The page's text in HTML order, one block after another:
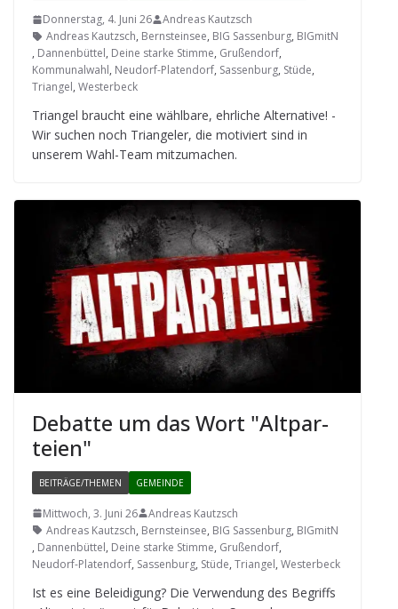
Donnerstag, 4. Juni 26
Andreas Kautzsch
Andreas Kautzsch, Bernsteinsee, BIG Sassenburg, BIGmitN
, Dannenbüttel, Deine starke Stimme, Grußendorf,
Kommunalwahl, Neudorf-Platendorf, Sassenburg, Stüde,
Triangel, Westerbeck
Tri­an­gel braucht eine wähl­bare, ehr­li­che Alter­na­tive! -
Wir suchen noch Tri­an­ge­ler, die moti­viert sind in
unse­rem Wahl-Team mitzumachen.
Debatte um das Wort "Alt­par­
teien"
BEITRÄGE/THEMEN GEMEINDE
Mittwoch, 3. Juni 26
Andreas Kautzsch
Andreas Kautzsch, Bernsteinsee, BIG Sassenburg, BIGmitN
, Dannenbüttel, Deine starke Stimme, Grußendorf,
Neudorf-Platendorf, Sassenburg, Stüde, Triangel, Westerbeck
Ist es eine Belei­di­gung? Die Ver­wen­dung des Begriffs